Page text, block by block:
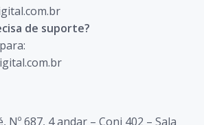
de suporte?
Nº 687, 4 andar – Conj 402 – Sala